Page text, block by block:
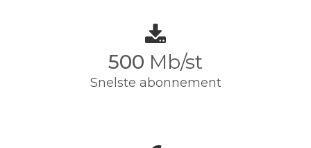
500 Mb/st
Snelste abonnement